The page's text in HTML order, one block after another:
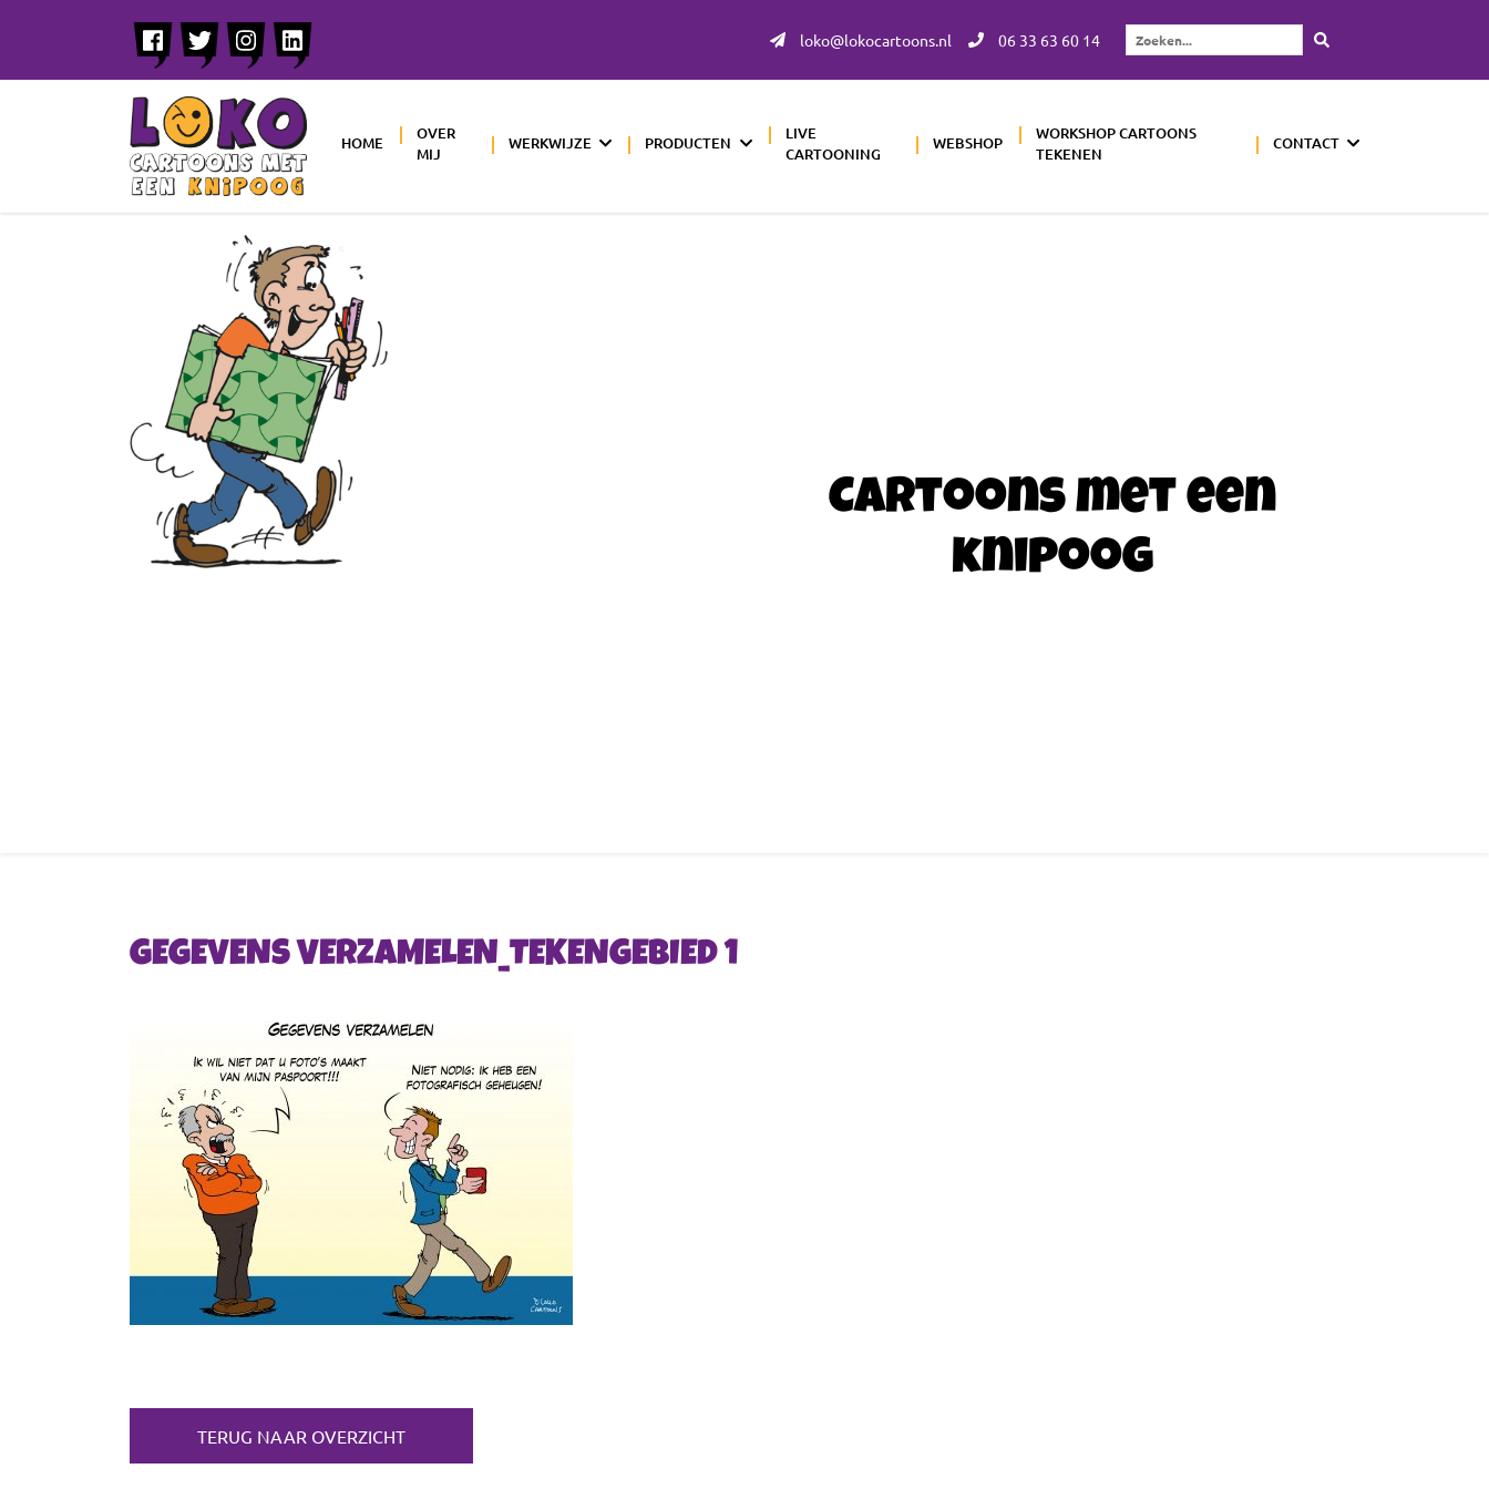
loko@lokocartoons.nl 06 33 63 60 14
Zoeken...
HOME
OVER
MIJ
WERKWIJZE PRODUCTEN
LIVE
CARTOONING
WEBSHOP
WORKSHOP CARTOONS
TEKENEN
CONTACT
Cartoons met een
knipoog
GEGEVENS VERZAMELEN_TEKENGEBIED 1
TERUG NAAR OVERZICHT